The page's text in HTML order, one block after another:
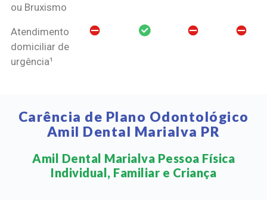
ou Bruxismo
Atendimento
domiciliar de
urgência¹
Carência de Plano Odontológico
Amil Dental Marialva PR
Amil Dental Marialva Pessoa Física
Individual, Familiar e Criança​